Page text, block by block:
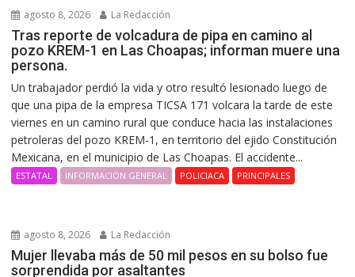
agosto 8, 2026 La Redacción
Tras reporte de volcadura de pipa en camino al
pozo KREM-1 en Las Choapas; informan muere una
persona.
Un trabajador perdió la vida y otro resultó lesionado luego de
que una pipa de la empresa TICSA 171 volcara la tarde de este
viernes en un camino rural que conduce hacia las instalaciones
petroleras del pozo KREM-1, en territorio del ejido Constitución
Mexicana, en el municipio de Las Choapas. El accidente...
ESTATAL INFORMACIÓN GENERAL POLICIACA PRINCIPALES
agosto 8, 2026 La Redacción
Mujer llevaba más de 50 mil pesos en su bolso fue
sorprendida por asaltantes